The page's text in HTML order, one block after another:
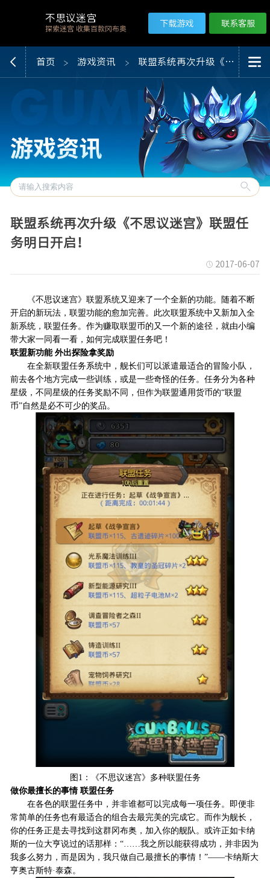
不思议迷宫
探索迷宫 收集百款冈布奥
下载游戏 联系客服
首页 游戏资讯 联盟系统再次升级《不思议迷宫》联盟任务明日开启！
联盟系统再次升级《不思议迷宫》联盟任
务明日开启！
2017-06-07
《不思议迷宫》联盟系统又迎来了一个全新的功能。随着不断
开启的新玩法，联盟功能的愈加完善。此次联盟系统中又新加入全
新系统，联盟任务。作为赚取联盟币的又一个新的途径，就由小编
带大家一同看一看，如何完成联盟任务吧！
联盟新功能 外出探险拿奖励
在全新联盟任务系统中，舰长们可以派遣最适合的冒险小队，
前去各个地方完成一些训练，或是一些奇怪的任务。任务分为各种
星级，不同星级的任务奖励不同，但作为联盟通用货币的“联盟
币”自然是必不可少的奖品。
图1：《不思议迷宫》多种联盟任务
做你最擅长的事情 联盟任务
在各色的联盟任务中，并非谁都可以完成每一项任务。即便非
常简单的任务也有最适合的组合去最完美的完成它。而作为舰长，
你的任务正是去寻找到这群冈布奥，加入你的舰队。或许正如卡纳
斯的一位大亨说过的话那样：“……我之所以能获得成功，并非因为
我多么努力，而是因为，我只做自己最擅长的事情！”——卡纳斯大
亨奥古斯特·泰森。